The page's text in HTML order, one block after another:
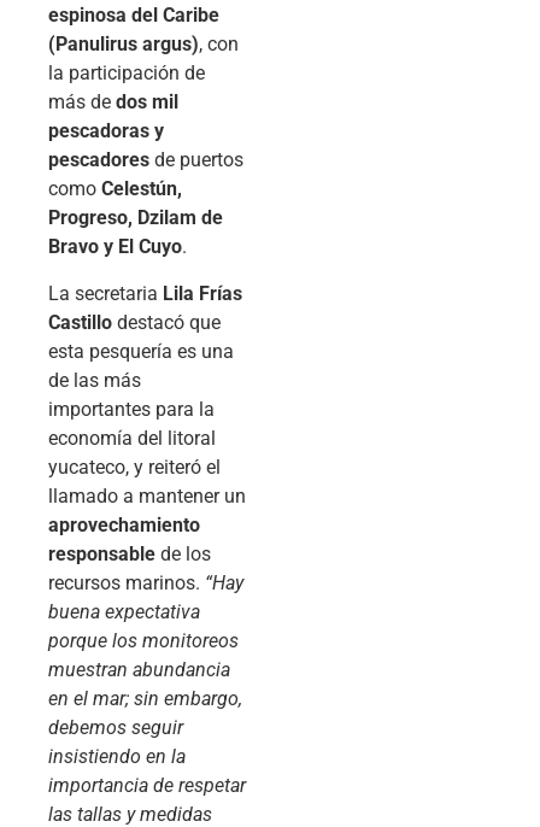
espinosa del Caribe
(Panulirus argus), con
la participación de
más de dos mil
pescadoras y
pescadores de puertos
como Celestún,
Progreso, Dzilam de
Bravo y El Cuyo.
La secretaria Lila Frías
Castillo destacó que
esta pesquería es una
de las más
importantes para la
economía del litoral
yucateco, y reiteró el
llamado a mantener un
aprovechamiento
responsable de los
recursos marinos. “Hay
buena expectativa
porque los monitoreos
muestran abundancia
en el mar; sin embargo,
debemos seguir
insistiendo en la
importancia de respetar
las tallas y medidas